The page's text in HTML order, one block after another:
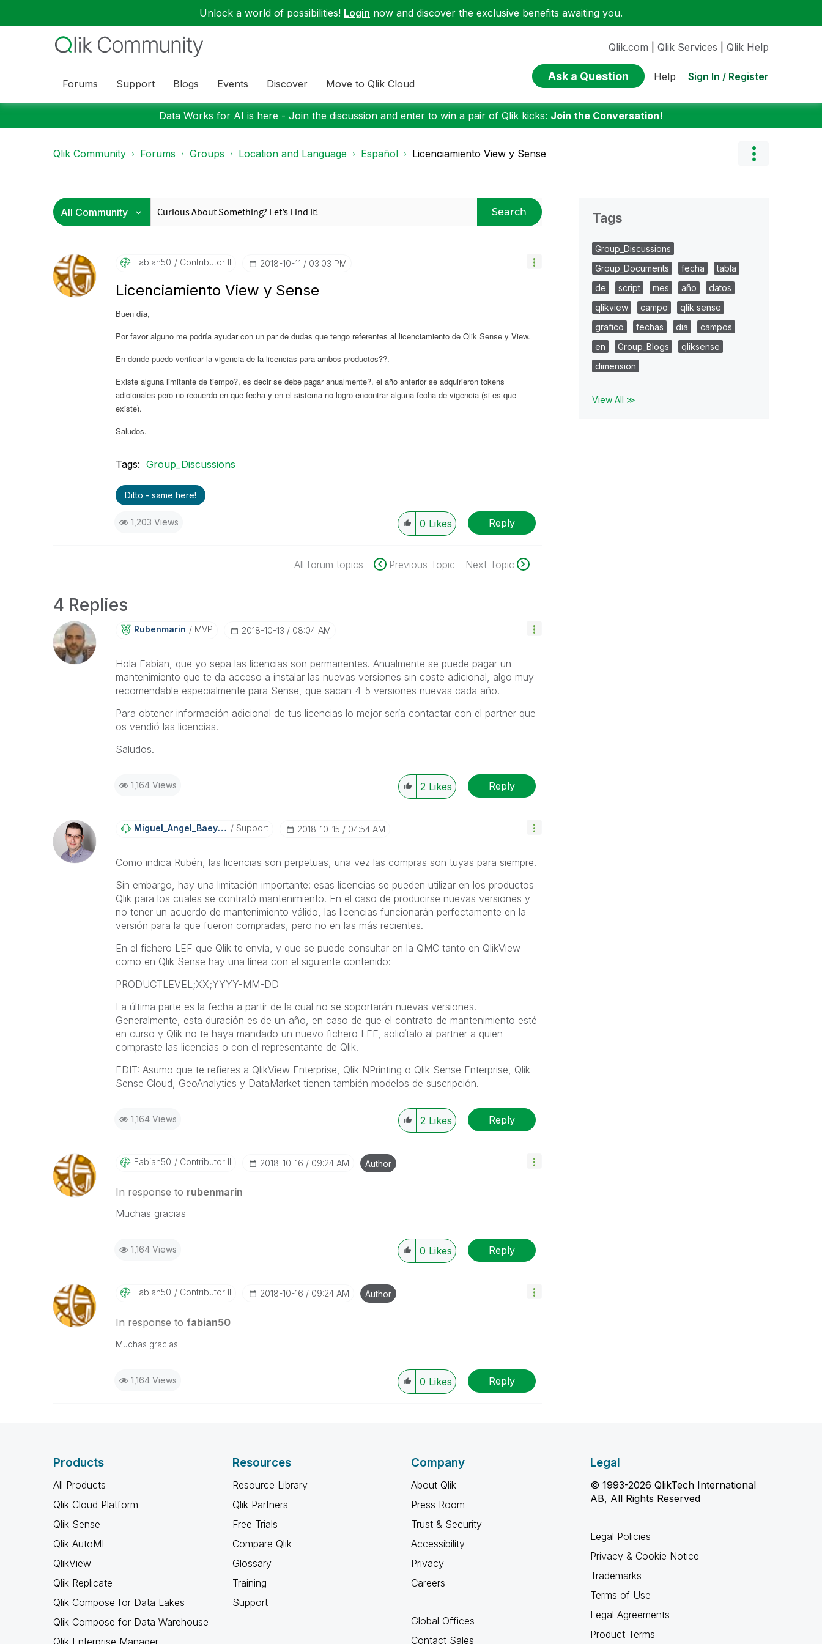
Unlock a world of possibilities! Login now and discover the exclusive benefits awaiting you.
Forums Support Blogs Events Discover Move to Qlik Cloud
Qlik.com Qlik Services Qlik Help
Ask a Question Help Sign In / Register
Data Works for AI is here - Join the discussion and enter to win a pair of Qlik kicks: Join the Conversation!
Qlik Community Forums Groups Location and Language Español Licenciamiento View y Sense
Search
Fabian50 Contributor II ‎2018-10-11 03:03 PM
Licenciamiento View y Sense
Buen día,
Por favor alguno me podría ayudar con un par de dudas que tengo referentes al licenciamiento de Qlik Sense y View.
En donde puedo verificar la vigencia de la licencias para ambos productos??.
Existe alguna limitante de tiempo?, es decir se debe pagar anualmente?. el año anterior se adquirieron tokens
adicionales pero no recuerdo en que fecha y en el sistema no logro encontrar alguna fecha de vigencia (si es que
existe).
Saludos.
Tags: Group_Discussions
Ditto - same here!
1,203 Views 0 Likes Reply
All forum topics Previous Topic Next Topic
4 Replies
Rubenmarin MVP ‎2018-10-13 08:04 AM
Hola Fabian, que yo sepa las licencias son permanentes. Anualmente se puede pagar un
mantenimiento que te da acceso a instalar las nuevas versiones sin coste adicional, algo muy
recomendable especialmente para Sense, que sacan 4-5 versiones nuevas cada año.
Para obtener información adicional de tus licencias lo mejor sería contactar con el partner que
os vendió las licencias.
Saludos.
1,164 Views 2 Likes Reply
Miguel_Angel_BaEyens Support ‎2018-10-15 04:54 AM
Como indica Rubén, las licencias son perpetuas, una vez las compras son tuyas para siempre.
Sin embargo, hay una limitación importante: esas licencias se pueden utilizar en los productos
Qlik para los cuales se contrató mantenimiento. En el caso de producirse nuevas versiones y
no tener un acuerdo de mantenimiento válido, las licencias funcionarán perfectamente en la
versión para la que fueron compradas, pero no en las más recientes.
En el fichero LEF que Qlik te envía, y que se puede consultar en la QMC tanto en QlikView
como en Qlik Sense hay una línea con el siguiente contenido:
PRODUCTLEVEL;XX;YYYY-MM-DD
La última parte es la fecha a partir de la cual no se soportarán nuevas versiones.
Generalmente, esta duración es de un año, en caso de que el contrato de mantenimiento esté
en curso y Qlik no te haya mandado un nuevo fichero LEF, solicítalo al partner a quien
compraste las licencias o con el representante de Qlik.
EDIT: Asumo que te refieres a QlikView Enterprise, Qlik NPrinting o Qlik Sense Enterprise, Qlik
Sense Cloud, GeoAnalytics y DataMarket tienen también modelos de suscripción.
1,164 Views 2 Likes Reply
Fabian50 Contributor II ‎2018-10-16 09:24 AM Author
In response to rubenmarin
Muchas gracias
1,164 Views 0 Likes Reply
Fabian50 Contributor II ‎2018-10-16 09:24 AM Author
In response to fabian50
Muchas gracias
1,164 Views 0 Likes Reply
Tags
Group_Discussions
Group_Documents
fecha
tabla
de
script mes año
datos
qlikview
campo
qlik sense
grafico
fechas dia
campos
en
Group_Blogs
qliksense
dimension
View All ≫
Products
All Products
Qlik Cloud Platform
Qlik Sense
Qlik AutoML
QlikView
Qlik Replicate
Qlik Compose for Data Lakes
Qlik Compose for Data Warehouse
Qlik Enterprise Manager
Resources
Resource Library
Qlik Partners
Free Trials
Compare Qlik
Glossary
Training
Support
Company
About Qlik
Press Room
Trust & Security
Accessibility
Privacy
Careers
Global Offices
Contact Sales
Legal
© 1993-2026 QlikTech International
AB, All Rights Reserved
Legal Policies
Privacy & Cookie Notice
Trademarks
Terms of Use
Legal Agreements
Product Terms